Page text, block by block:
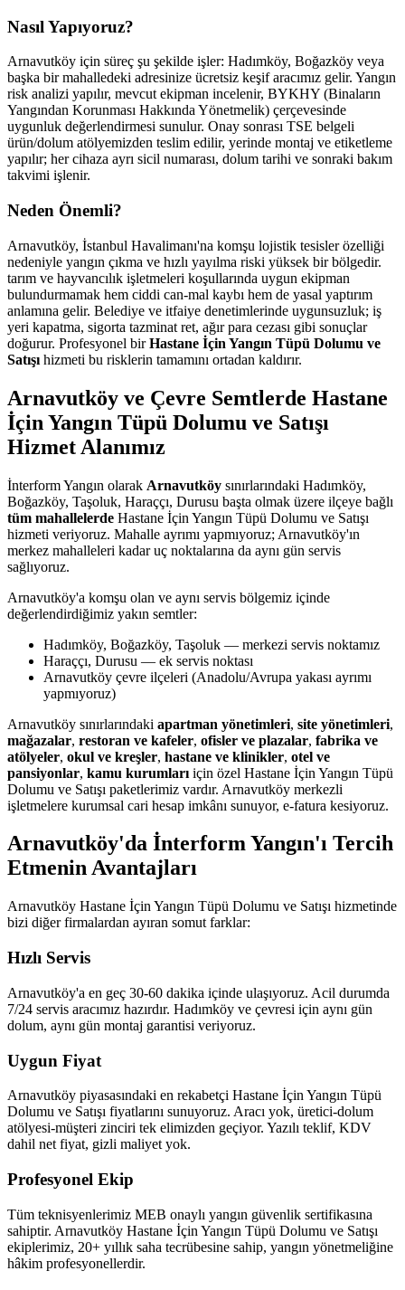
Nasıl Yapıyoruz?
Arnavutköy için süreç şu şekilde işler: Hadımköy, Boğazköy veya
başka bir mahalledeki adresinize ücretsiz keşif aracımız gelir. Yangın
risk analizi yapılır, mevcut ekipman incelenir, BYKHY (Binaların
Yangından Korunması Hakkında Yönetmelik) çerçevesinde
uygunluk değerlendirmesi sunulur. Onay sonrası TSE belgeli
ürün/dolum atölyemizden teslim edilir, yerinde montaj ve etiketleme
yapılır; her cihaza ayrı sicil numarası, dolum tarihi ve sonraki bakım
takvimi işlenir.
Neden Önemli?
Arnavutköy, İstanbul Havalimanı'na komşu lojistik tesisler özelliği
nedeniyle yangın çıkma ve hızlı yayılma riski yüksek bir bölgedir.
tarım ve hayvancılık işletmeleri koşullarında uygun ekipman
bulundurmamak hem ciddi can-mal kaybı hem de yasal yaptırım
anlamına gelir. Belediye ve itfaiye denetimlerinde uygunsuzluk; iş
yeri kapatma, sigorta tazminat ret, ağır para cezası gibi sonuçlar
doğurur. Profesyonel birHastane İçin Yangın Tüpü Dolumu ve
Satışı hizmeti bu risklerin tamamını ortadan kaldırır.
Arnavutköy ve Çevre Semtlerde Hastane
İçin Yangın Tüpü Dolumu ve Satışı
Hizmet Alanımız
İnterform Yangın olarak Arnavutköy sınırlarındaki Hadımköy,
Boğazköy, Taşoluk, Haraççı, Durusu başta olmak üzere ilçeye bağlı
tüm mahallelerde Hastane İçin Yangın Tüpü Dolumu ve Satışı
hizmeti veriyoruz. Mahalle ayrımı yapmıyoruz; Arnavutköy'ın
merkez mahalleleri kadar uç noktalarına da aynı gün servis
sağlıyoruz.
Arnavutköy'a komşu olan ve aynı servis bölgemiz içinde
değerlendirdiğimiz yakın semtler:
Hadımköy, Boğazköy, Taşoluk — merkezi servis noktamız
Haraççı, Durusu — ek servis noktası
Arnavutköy çevre ilçeleri (Anadolu/Avrupa yakası ayrımı
yapmıyoruz)
Arnavutköy sınırlarındaki apartman yönetimleri, site yönetimleri,
mağazalar, restoran ve kafeler, ofisler ve plazalar, fabrika ve
atölyeler, okul ve kreşler, hastane ve klinikler, otel ve
pansiyonlar, kamu kurumları için özel Hastane İçin Yangın Tüpü
Dolumu ve Satışı paketlerimiz vardır. Arnavutköy merkezli
işletmelere kurumsal cari hesap imkânı sunuyor, e-fatura kesiyoruz.
Arnavutköy'da İnterform Yangın'ı Tercih
Etmenin Avantajları
Arnavutköy Hastane İçin Yangın Tüpü Dolumu ve Satışı hizmetinde
bizi diğer firmalardan ayıran somut farklar:
Hızlı Servis
Arnavutköy'a en geç 30-60 dakika içinde ulaşıyoruz. Acil durumda
7/24 servis aracımız hazırdır. Hadımköy ve çevresi için aynı gün
dolum, aynı gün montaj garantisi veriyoruz.
Uygun Fiyat
Arnavutköy piyasasındaki en rekabetçi Hastane İçin Yangın Tüpü
Dolumu ve Satışı fiyatlarını sunuyoruz. Aracı yok, üretici-dolum
atölyesi-müşteri zinciri tek elimizden geçiyor. Yazılı teklif, KDV
dahil net fiyat, gizli maliyet yok.
Profesyonel Ekip
Tüm teknisyenlerimiz MEB onaylı yangın güvenlik sertifikasına
sahiptir. Arnavutköy Hastane İçin Yangın Tüpü Dolumu ve Satışı
ekiplerimiz, 20+ yıllık saha tecrübesine sahip, yangın yönetmeliğine
hâkim profesyonellerdir.